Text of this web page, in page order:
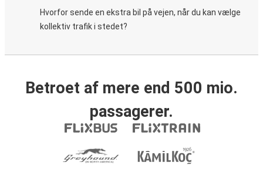
Hvorfor sende en ekstra bil på vejen, når du kan vælge
kollektiv trafik i stedet?
Betroet af mere end 500 mio.
passagerer.